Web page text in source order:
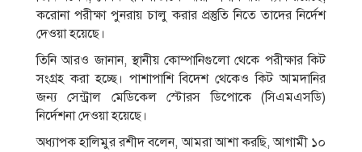
করোনা পরীক্ষা পুনরায় চালু করার প্রস্তুতি নিতে তাদের নির্দেশ
দেওয়া হয়েছে।
তিনি আরও জানান, স্থানীয় কোম্পানিগুলো থেকে পরীক্ষার কিট
সংগ্রহ করা হচ্ছে। পাশাপাশি বিদেশ থেকেও কিট আমদানির
জন্য সেন্ট্রাল মেডিকেল স্টোরস ডিপোকে (সিএমএসডি)
নির্দেশনা দেওয়া হয়েছে।
অধ্যাপক হালিমুর রশীদ বলেন, আমরা আশা করছি, আগামী ১০